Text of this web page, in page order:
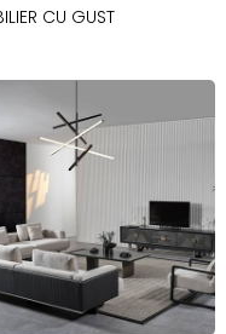
CU GUST